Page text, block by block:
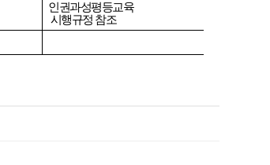
인권과성평등교육
시행규정 참조